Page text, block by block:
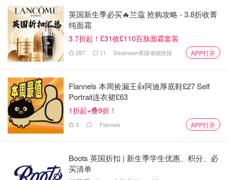
英国新生季必买🔥兰蔻 抢购攻略 - 3.8折收菁
纯面霜
3.7折起！£31收£110百肽面霜套装
287 11 Dealmoon英国省钱快报 APP打开
Flannels 本周捡漏王👍阿迪厚底鞋£27 Self
Portrait连衣裙£63
1折起+叠9折！
5 Flannels APP打开
Boots 英国折扣 | 新生季学生优惠、积分、必
买清单